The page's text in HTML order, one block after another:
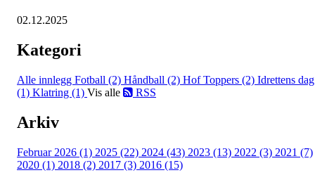
02.12.2025
Kategori
Alle innlegg Fotball (2) Håndball (2) Hof Toppers (2) Idrettens dag
(1) Klatring (1) Vis alle RSS
Arkiv
Februar 2026 (1) 2025 (22) 2024 (43) 2023 (13) 2022 (3) 2021 (7)
2020 (1) 2018 (2) 2017 (3) 2016 (15)